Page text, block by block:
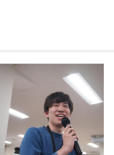
て、入社して1年で営業責